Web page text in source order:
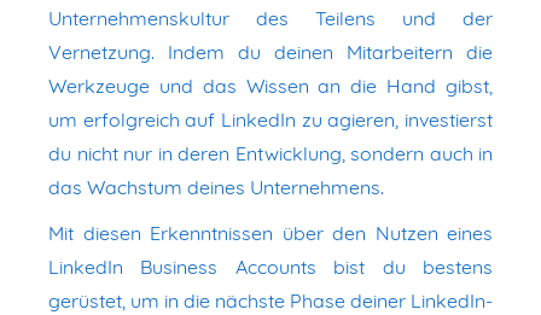
Unternehmenskultur des Teilens und der
Vernetzung. Indem du deinen Mitarbeitern die
Werkzeuge und das Wissen an die Hand gibst,
um erfolgreich auf LinkedIn zu agieren, investierst
du nicht nur in deren Entwicklung, sondern auch in
das Wachstum deines Unternehmens.
Mit diesen Erkenntnissen über den Nutzen eines
LinkedIn Business Accounts bist du bestens
gerüstet, um in die nächste Phase deiner LinkedIn-